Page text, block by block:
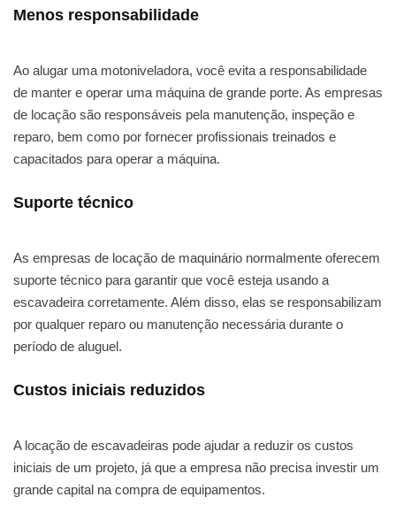
Menos responsabilidade
Ao alugar uma motoniveladora, você evita a responsabilidade
de manter e operar uma máquina de grande porte. As empresas
de locação são responsáveis pela manutenção, inspeção e
reparo, bem como por fornecer profissionais treinados e
capacitados para operar a máquina.
Suporte técnico
As empresas de locação de maquinário normalmente oferecem
suporte técnico para garantir que você esteja usando a
escavadeira corretamente. Além disso, elas se responsabilizam
por qualquer reparo ou manutenção necessária durante o
período de aluguel.
Custos iniciais reduzidos
A locação de escavadeiras pode ajudar a reduzir os custos
iniciais de um projeto, já que a empresa não precisa investir um
grande capital na compra de equipamentos.